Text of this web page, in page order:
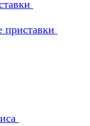
приставки